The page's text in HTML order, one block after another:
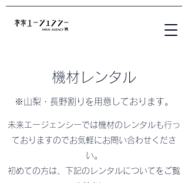
機材レンタル
※山梨・長野割りを用意しております。
未来エージェンシーでは機材のレンタルも行っ
ておりますのでお気軽にお問い合わせくださ
い。
初めての方は、下記のレンタルについてをご覧